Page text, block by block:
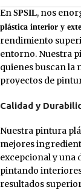
En SPSIL, nos
plástica interior y
rendimiento
entorno. Nuestra
quienes buscan la
proyectos de
Calidad y
Nuestra pintura
mejores
excepcional y una
pintando
resultados